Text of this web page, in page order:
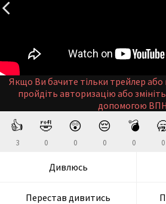
Якщо Ви бачите тільки трейлер або
пройдіть авторизацію або змініть
допомогою
👍
3
🤣
0
😲
0
😔
0
💣
0 0
Дивлюсь
Перестав дивитись